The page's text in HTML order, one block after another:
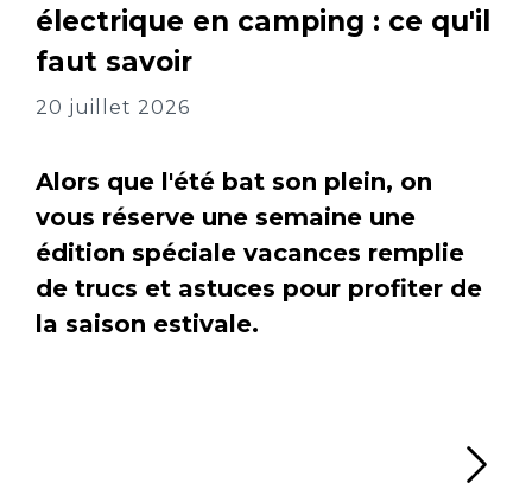
électrique en camping : ce qu'il
faut savoir
20 juillet 2026
Alors que l'été bat son plein, on
vous réserve une semaine une
édition spéciale vacances remplie
de trucs et astuces pour profiter de
la saison estivale.